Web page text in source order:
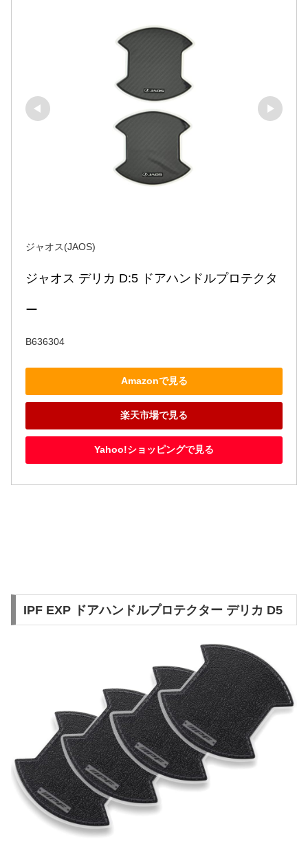
ジャオス(JAOS)
ジャオス デリカ D:5 ドアハンドルプロテクタ
ー
B636304
Amazonで見る
楽天市場で見る
Yahoo!ショッピングで見る
IPF EXP ドアハンドルプロテクター デリカ D5